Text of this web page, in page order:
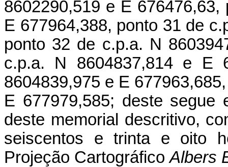
8602290,519 e E
E 677964,388, ponto 31 de
ponto 32 de c.p.a. N
c.p.a. N 8604837,814 e E
8604839,975 e E
E 677979,585; deste
deste memorial descritivo,
seiscentos e trinta e oito
Projeção CartográficoAlbers